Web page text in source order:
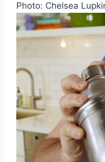
Photo: Chelsea